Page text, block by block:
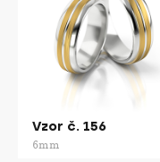
Vzor č. 156
6mm